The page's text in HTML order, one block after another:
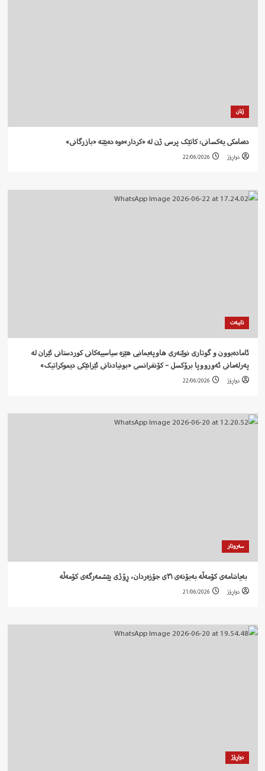
ژنان
دەمامکی یەکسانی: کاتێک پرسی ژن لە «کردار»ەوە دەبێتە «بازرگانی»
دواڕۆژ 22/06/2026
تایبەت
ئامادەبوون و گوتاری نوێنەری هاوپەیمانیی هێزە سیاسییەکانی کوردستانی ئێران لە
پەرلەمانی ئەورووپا برۆکسل – کۆنفرانسی «بونیادنانی ئێرانێکی دیموکراتیک»
دواڕۆژ 22/06/2026
سەروتار
‍ بەیاننامەی کۆمەڵە بەبۆنەی ٣١ی جۆزەردان، ڕۆژی پێشمەرگەی کۆمەڵە
دواڕۆژ 21/06/2026
دواڕۆژ